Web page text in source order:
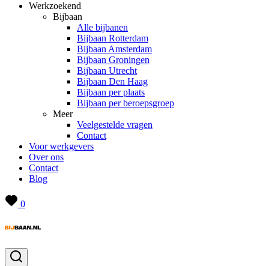
Werkzoekend
Bijbaan
Alle bijbanen
Bijbaan Rotterdam
Bijbaan Amsterdam
Bijbaan Groningen
Bijbaan Utrecht
Bijbaan Den Haag
Bijbaan per plaats
Bijbaan per beroepsgroep
Meer
Veelgestelde vragen
Contact
Voor werkgevers
Over ons
Contact
Blog
0